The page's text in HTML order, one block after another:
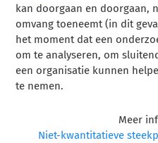
kan doorgaan en doorgaan,
omvang toeneemt (in dit
het moment dat een
om te analyseren, om
een organisatie kunnen
te nemen.
Meer
Niet-kwantitatieve